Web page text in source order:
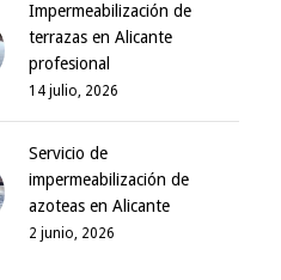
Impermeabilización de
terrazas en Alicante
profesional
14 julio, 2026
Servicio de
impermeabilización de
azoteas en Alicante
2 junio, 2026